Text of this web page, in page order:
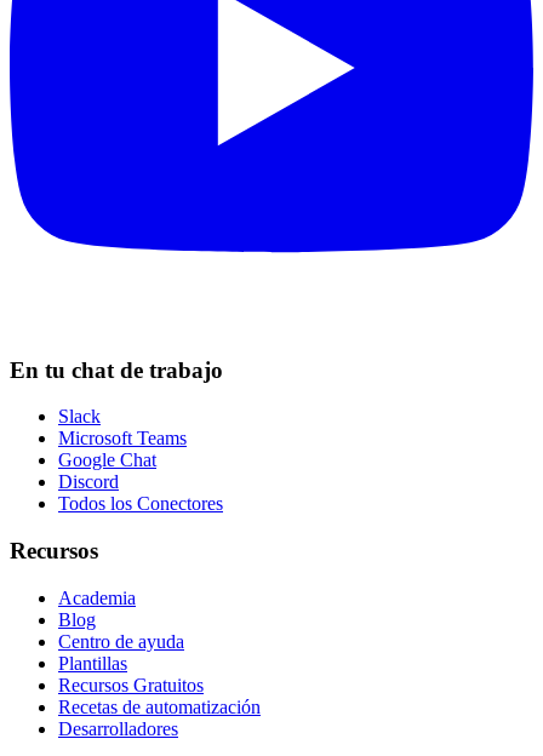
En tu chat de trabajo
Slack
Microsoft Teams
Google Chat
Discord
Todos los Conectores
Recursos
Academia
Blog
Centro de ayuda
Plantillas
Recursos Gratuitos
Recetas de automatización
Desarrolladores